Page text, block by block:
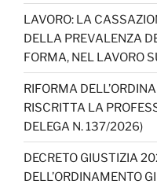
LAVORO: LA
DELLA PREVALENZA
FORMA, NEL LAVORO
RIFORMA
RISCRITTA LA
DELEGA N. 137/2026)
DECRETO GIUSTIZIA
DELL’ORDINAMENTO